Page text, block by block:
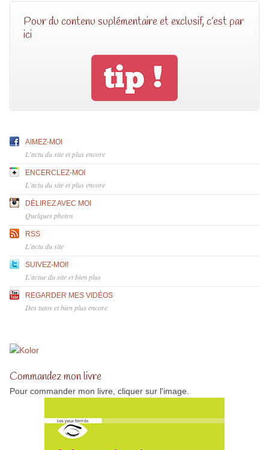
Pour du contenu suplémentaire et exclusif, c’est par
ici
AIMEZ-MOI
L'actu du site et plus encore
ENCERCLEZ-MOI
L'actu du site et plus encore
DÉLIREZ AVEC MOI
Quelques photos
RSS
L'actu du site
SUIVEZ-MOI!
L'actue du site et bien plus
REGARDER MES VIDÉOS
Des tutos et bien plus encore
Commandez mon livre
Pour commander mon livre, cliquer sur l'image.